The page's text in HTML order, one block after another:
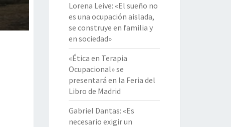
Lorena Leive: «El sueño no
es una ocupación aislada,
se construye en familia y
en sociedad»
«Ética en Terapia
Ocupacional» se
presentará en la Feria del
Libro de Madrid
Gabriel Dantas: «Es
necesario exigir un